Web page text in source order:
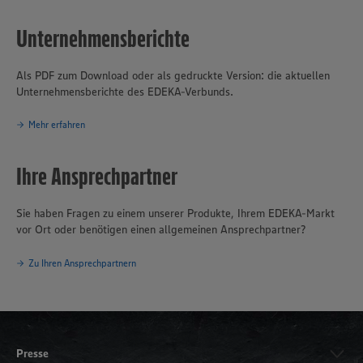
Unternehmensberichte
Als PDF zum Download oder als gedruckte Version: die aktuellen
Unternehmensberichte des EDEKA-Verbunds.
Mehr erfahren
Ihre Ansprechpartner
Sie haben Fragen zu einem unserer Produkte, Ihrem EDEKA-Markt
vor Ort oder benötigen einen allgemeinen Ansprechpartner?
Zu Ihren Ansprechpartnern
Presse